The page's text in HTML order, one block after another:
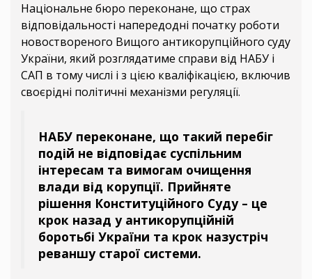
Національне бюро переконане, що страх
відповідальності напередодні початку роботи
новоствореного Вищого антикорупційного суду
України, який розглядатиме справи від НАБУ і
САП в тому числі і з цією кваліфікацією, включив
своєрідні політичні механізми регуляції.
НАБУ переконане, що такий перебіг
подій не відповідає суспільним
інтересам та вимогам очищення
влади від корупції. Прийняте
рішення Конституційного Суду – це
крок назад у антикорупційній
боротьбі України та крок назустріч
реваншу старої системи.